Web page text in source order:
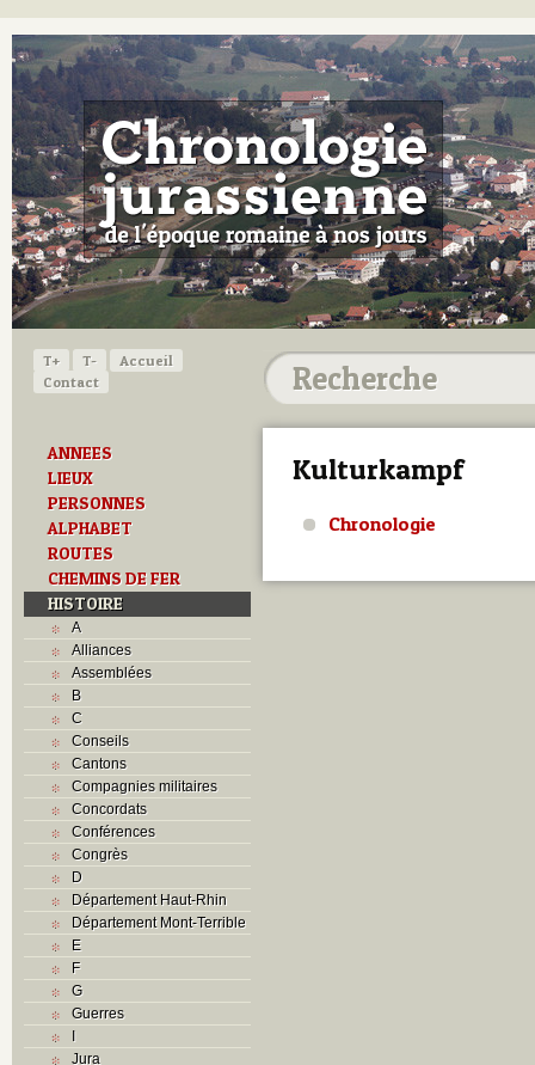
T+ T-
Accueil
Contact
ANNEES
LIEUX
PERSONNES
ALPHABET
ROUTES
CHEMINS DE FER
HISTOIRE
A
Alliances
Assemblées
B
C
Conseils
Cantons
Compagnies militaires
Concordats
Conférences
Congrès
D
Département Haut-Rhin
Département Mont-Terrible
E
F
G
Guerres
I
Jura
Kulturkampf
Chronologie